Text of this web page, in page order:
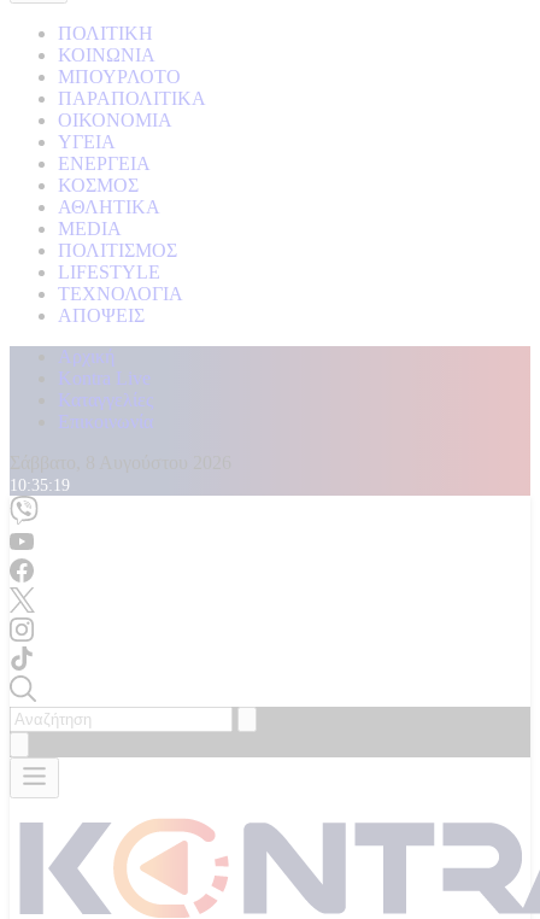
ΠΟΛΙΤΙΚΗ
ΚΟΙΝΩΝΙΑ
ΜΠΟΥΡΛΟΤΟ
ΠΑΡΑΠΟΛΙΤΙΚΑ
ΟΙΚΟΝΟΜΙΑ
ΥΓΕΙΑ
ΕΝΕΡΓΕΙΑ
ΚΟΣΜΟΣ
ΑΘΛΗΤΙΚΑ
MEDIA
ΠΟΛΙΤΙΣΜΟΣ
LIFESTYLE
ΤΕΧΝΟΛΟΓΙΑ
ΑΠΟΨΕΙΣ
Αρχική
Kontra Live
Καταγγελίες
Επικοινωνία
10:35:21